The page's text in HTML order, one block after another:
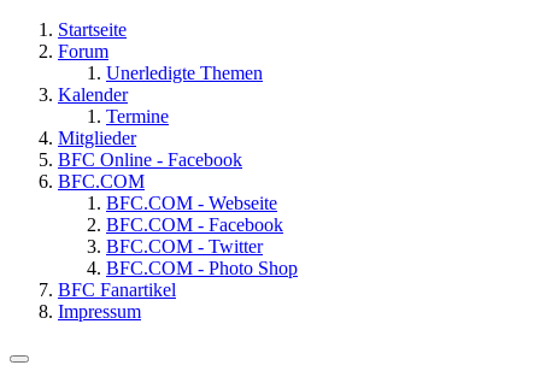
Startseite
Forum
Unerledigte Themen
Kalender
Termine
Mitglieder
BFC Online - Facebook
BFC.COM
BFC.COM - Webseite
BFC.COM - Facebook
BFC.COM - Twitter
BFC.COM - Photo Shop
BFC Fanartikel
Impressum